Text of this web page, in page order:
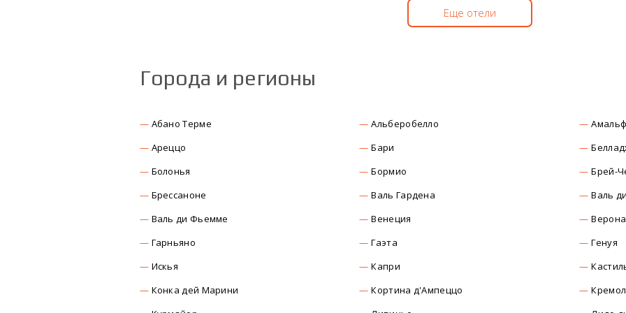
Еще отели
Города и регионы
Абано Терме Альберобелло
Ареццо
Бари
Болонья
Бормио
Брей-
Брессаноне
Валь Гардена
Валь
Валь ди Фьемме
Венеция
Верона
Гарньяно
Гаэта
Генуя
Искья
Капри
Конка дей Марини
Кортина д'Ампеццо